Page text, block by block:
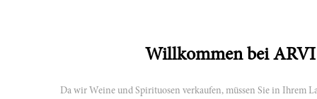
Willkommen bei
Da wir Weine und Spirituosen verkaufen, müssen Sie in Ihrem